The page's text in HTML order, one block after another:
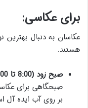
برای عکاسی:
عکاسان به دنبال بهترین
هستند.
صبح زود (8:00 تا 10:00) در فصول خنک:
صبحگاهی برای
بر روی آب ایده